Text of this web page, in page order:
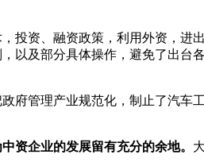
投资、融资政策，利用外资，进
以及部分具体操作，避免了出台
府管理产业规范化，制止了汽车
资企业的发展留有充分的余地。